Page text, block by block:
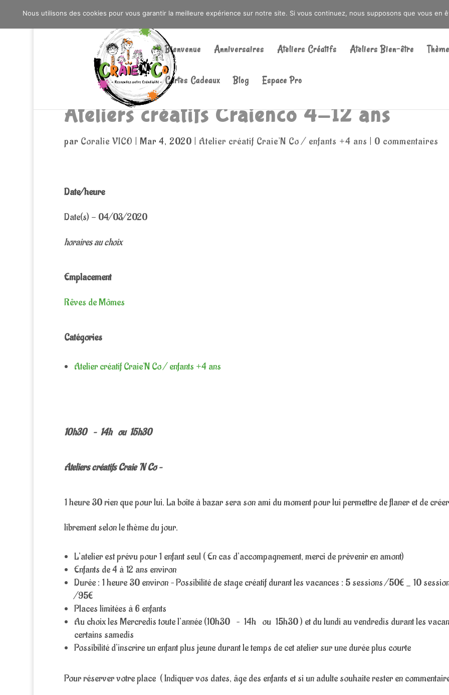
0603176412 - RDV CHEZ SO WATT À SAINT ANDRÉ OU DANS LA MÉTROPOLE LILLOISE CRAIENCO@GMAIL.COM
Bienvenue Anniversaires Ateliers Créatifs Ateliers Bien-être
Cartes Cadeaux Blog Espace Pro
Recherche
produits
Ateliers créatifs Craienco 4-12 ans
par Coralie VICO | Mar 4, 2020 | Atelier créatif Craie'N Co / enfants +4 ans | 0 commentaires
Date/heure
Date(s) - 04/03/2020
horaires au choix
Emplacement
Rêves de Mômes
Catégories
Atelier créatif Craie'N Co / enfants +4 ans
10h30 – 14h ou 15h30
Ateliers créatifs Craie ‘N Co –
1 heure 30 rien que pour lui. La boîte à bazar sera son ami du moment pour lui permettre de flaner et de créer
librement selon le thème du jour.
L’atelier est prévu pour 1 enfant seul ( En cas d’accompagnement, merci de prévenir en amont)
Enfants de 4 à 12 ans environ
Durée : 1 heure 30 environ – Possibilité de stage créatif durant les vacances : 5 sessions /50€ _ 10
/95€
Places limitées à 6 enfants
Au choix les Mercredis toute l’année (10h30 – 14h ou 15h30 ) et du lundi au vendredis durant les
certains samedis
Possibilité d’inscrire un enfant plus jeune durant le temps de cet atelier sur une durée plus courte
Pour réserver votre place ( Indiquer vos dates, âge des enfants et si un adulte souhaite rester en
Nous utilisons des cookies pour vous garantir la meilleure expérience sur notre site. Si vous continuez, nous supposons que vous en